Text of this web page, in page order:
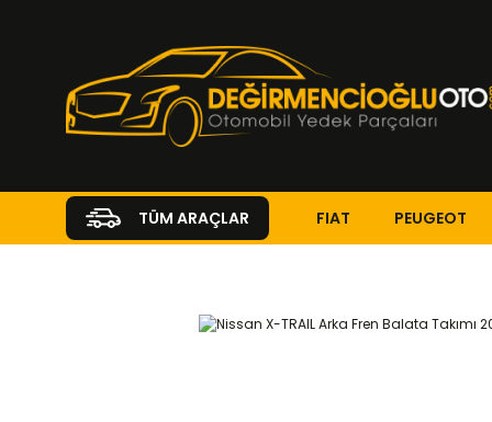
TÜM ARAÇLAR FIAT PEUGEOT